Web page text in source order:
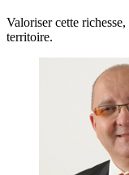
Valoriser cette
territoire.